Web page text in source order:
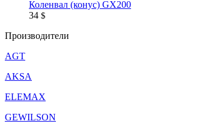
Коленвал (конус) GX200
34 $
Производители
AGT
AKSA
ELEMAX
GEWILSON